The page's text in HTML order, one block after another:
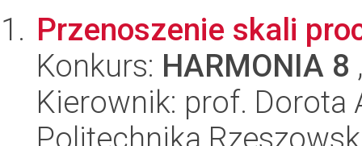
Przenoszenie skali
Konkurs: HARMONIA 8
Kierownik: prof. Dorota
Politechnika